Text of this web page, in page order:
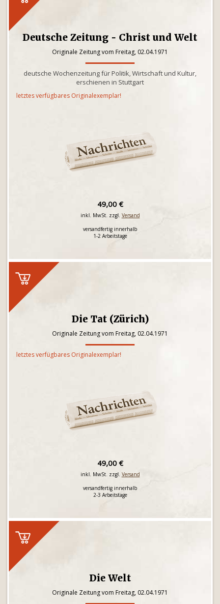
Deutsche Zeitung - Christ und Welt
Originale Zeitung vom Freitag, 02.04.1971
deutsche Wochenzeitung für Politik, Wirtschaft und Kultur,
erschienen in Stuttgart
letztes verfügbares Originalexemplar!
49,00 €
inkl. MwSt. zzgl. Versand
versandfertig innerhalb
1-2 Arbeitstage
Die Tat (Zürich)
Originale Zeitung vom Freitag, 02.04.1971
letztes verfügbares Originalexemplar!
49,00 €
inkl. MwSt. zzgl. Versand
versandfertig innerhalb
2-3 Arbeitstage
Die Welt
Originale Zeitung vom Freitag, 02.04.1971